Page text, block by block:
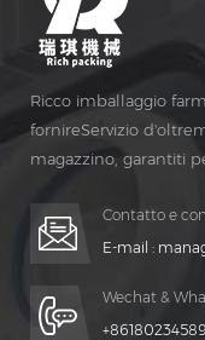
Ricco imballaggio
fornireServizio
magazzino, garantiti
Contatto e
E-mail :
Wechat &